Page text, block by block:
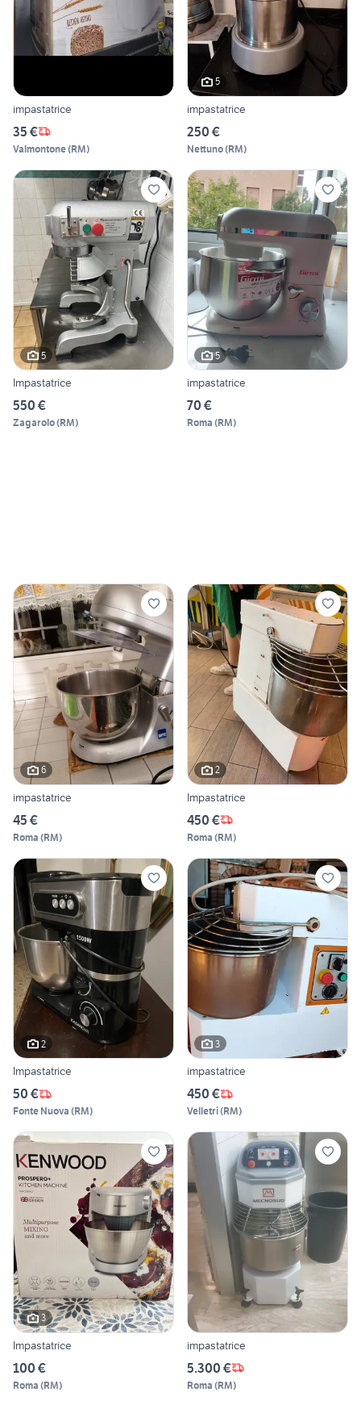
impastatrice
35 €
Valmontone(RM)
5
impastatrice
250 €
Nettuno(RM)
5
Impastatrice
550 €
Zagarolo(RM)
5
impastatrice
70 €
Roma (RM)
6
impastatrice
45 €
Roma (RM)
2
Impastatrice
450 €
Roma (RM)
2
Impastatrice
50 €
Fonte Nuova (RM)
3
impastatrice
450 €
Velletri(RM)
3
Impastatrice
100 €
Roma (RM)
impastatrice
5.300 €
Roma (RM)